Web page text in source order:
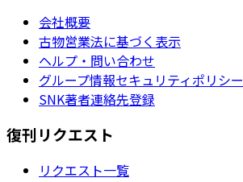
会社概要
古物営業法に基づく表示
ヘルプ・問い合わせ
グループ情報セキュリティポリシー
SNK著者連絡先登録
復刊リクエスト
リクエスト一覧